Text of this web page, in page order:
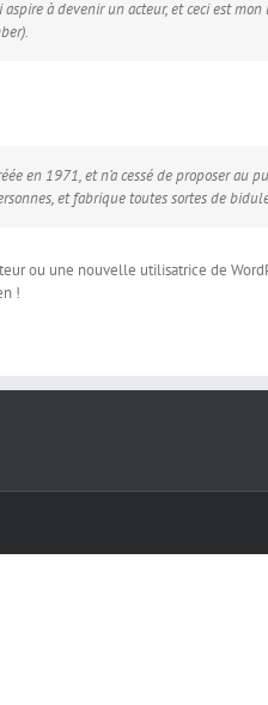
à devenir un acteur, et ceci est
en 1971, et n’a cessé de proposer
et fabrique toutes sortes de
ou une nouvelle utilisatrice de
!